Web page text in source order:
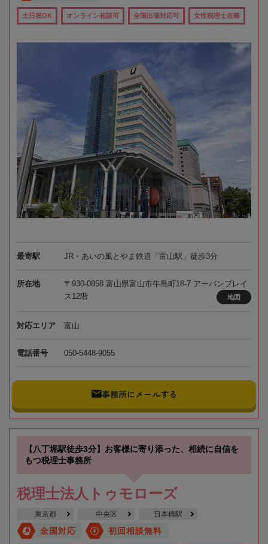
土日祝OK オンライン相談可 全国出張対応可 女性税理士在籍
最寄駅 JR・あいの風とやま鉄道「富山駅」徒歩3分
所在地
〒930-0858 富山県富山市牛島町18-7 アーバンプレイ
ス12階
地図
対応エリア 富山
電話番号 050-5448-9055
事務所にメールする
【八丁堀駅徒歩3分】お客様に寄り添った、相続に自信を
もつ税理士事務所
税理士法人トゥモローズ
東京都 中央区 日本橋駅
全国対応 初回相談無料